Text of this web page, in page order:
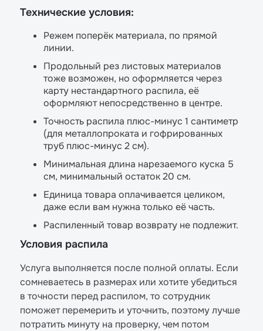
Технические условия:
Режем поперёк материала, по прямой
линии.
Продольный рез листовых материалов
тоже возможен, но оформляется через
карту нестандартного распила, её
оформляют непосредственно в центре.
Точность распила плюс-минус 1 сантиметр
(для металлопроката и гофрированных
труб плюс-минус 2 см).
Минимальная длина нарезаемого куска 5
см, минимальный остаток 20 см.
Единица товара оплачивается целиком,
даже если вам нужна только её часть.
Распиленный товар возврату не подлежит.
Условия распила
Услуга выполняется после полной оплаты. Если
сомневаетесь в размерах или хотите убедиться
в точности перед распилом, то сотрудник
поможет перемерить и уточнить, поэтому лучше
потратить минуту на проверку, чем потом